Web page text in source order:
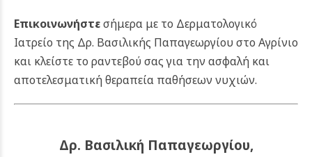
Επικοινωνήστεσήμερα με το Δερματολογικό
Ιατρείο της Δρ. Βασιλικής Παπαγεωργίου στο Αγρίνιο
και κλείστε το ραντεβού σας για την ασφαλή και
αποτελεσματική θεραπεία παθήσεων νυχιών.
Δρ. Βασιλική Παπαγεωργίου,